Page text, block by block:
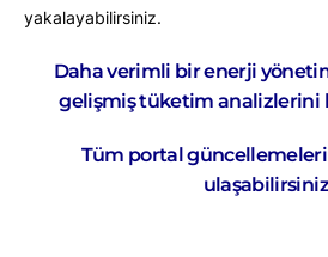
yakalayabilirsiniz.
Daha verimli bir enerji
gelişmiş tüketim analizlerini
Tüm portal